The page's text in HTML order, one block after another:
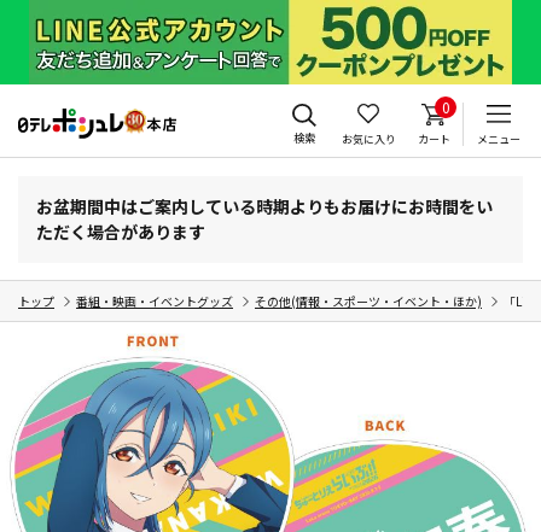
検索 お気に入り
0
カート メニュー
お盆期間中はご案内している時期よりもお届けにお時間をい
ただく場合があります
トップ 番組・映画・イベントグッズ その他(情報・スポーツ・イベント・ほか) 「